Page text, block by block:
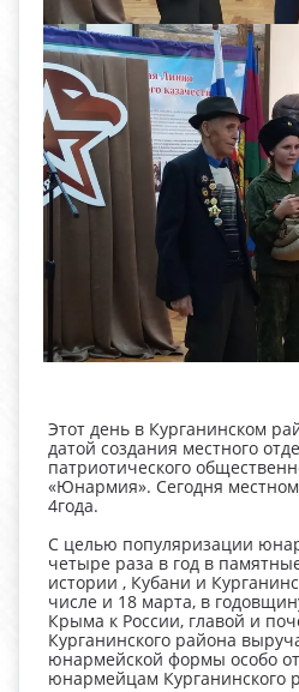
Этот день в Курганинском
датой создания местного
патриотического
«Юнармия». Сегодня
4года.
С целью популяризации
четыре раза в год в
истории , Кубани и
числе и 18 марта, в
Крыма к России, главой и
Курганинского района
юнармейской формы особо
юнармейцам Курганинского